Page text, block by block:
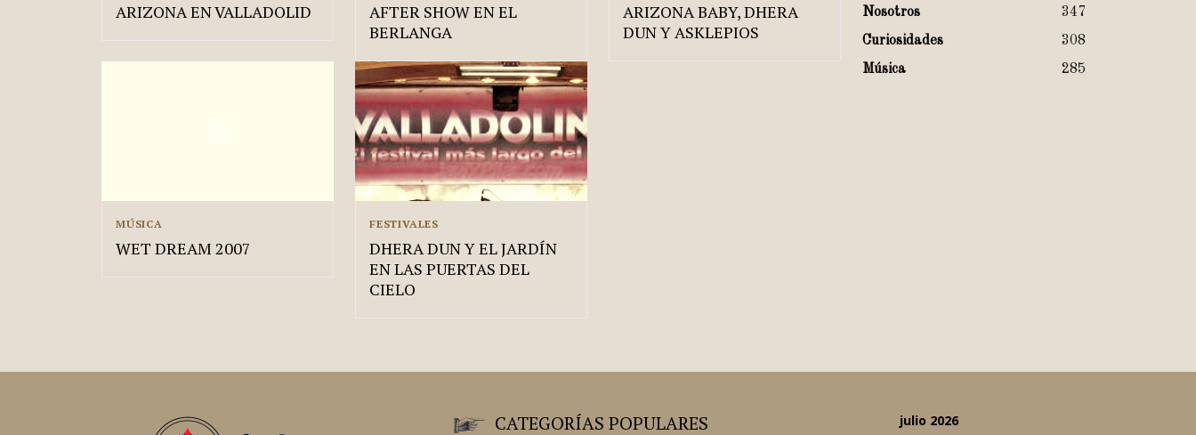
ARIZONA EN VALLADOLID
AFTER SHOW EN EL
BERLANGA
ARIZONA BABY, DHERA
DUN Y ASKLEPIOS
MÚSICA
WET DREAM 2007
FESTIVALES
DHERA DUN Y EL JARDÍN
EN LAS PUERTAS DEL
CIELO
Nosotros
347
Curiosidades
308
Música
285
CATEGORÍAS POPULARES julio 2026